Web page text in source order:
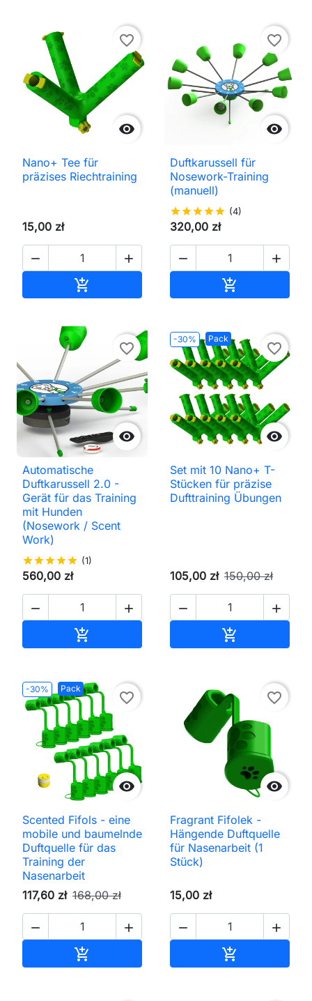

favorite_border
Nano+ Tee für
präzises Riechtraining
15,00 zł
 


favorite_border
Duftkarussell für
Nosework-Training
(manuell)
starstarstarstarstar (4)
320,00 zł
 


favorite_border
Automatische
Duftkarussell 2.0 -
Gerät für das Training
mit Hunden
(Nosework / Scent
Work)
starstarstarstarstar (1)
560,00 zł
 

-30% Pack

favorite_border
Set mit 10 Nano+ T-
Stücken für präzise
Dufttraining Übungen
105,00 zł 150,00 zł
 

-30% Pack

favorite_border
Scented Fifols - eine
mobile und baumelnde
Duftquelle für das
Training der
Nasenarbeit
117,60 zł 168,00 zł
 


favorite_border
Fragrant Fifolek -
Hängende Duftquelle
für Nasenarbeit (1
Stück)
15,00 zł
 
